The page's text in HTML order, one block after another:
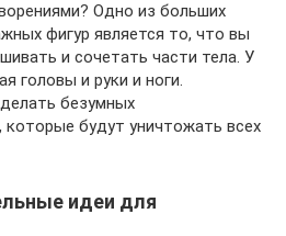
Одно из больших
фигур является то, что вы
и сочетать части тела. У
головы и руки и ноги.
безумных
которые будут уничтожать всех
идеи для